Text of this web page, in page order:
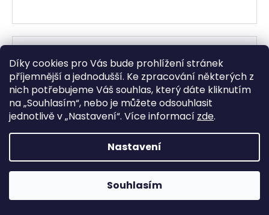
Díky cookies pro Vás bude prohlížení stránek
příjemnější a jednodušší. Ke zpracování některých z
nich potřebujeme Váš souhlas, který dáte kliknutím
na „Souhlasím“, nebo je můžete odsouhlasit
jednotlivě v „Nastavení“. Více informací zde.
Nastavení
Souhlasím